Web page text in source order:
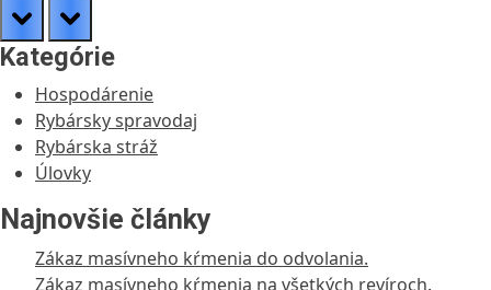
prev next
Kategórie
Hospodárenie
Rybársky spravodaj
Rybárska stráž
Úlovky
Najnovšie články
Zákaz masívneho kŕmenia do odvolania.
Zákaz masívneho kŕmenia na všetkých revíroch.